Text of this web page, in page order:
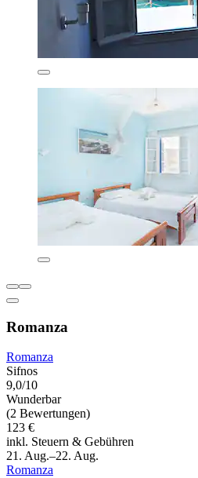
Romanza
Romanza
Sifnos
9,0/10
Wunderbar
(2 Bewertungen)
123 €
inkl. Steuern & Gebühren
21. Aug.–22. Aug.
Romanza